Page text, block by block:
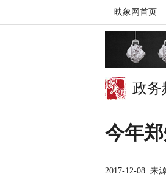
映象网首页
政务
今年
2017-12-08 来